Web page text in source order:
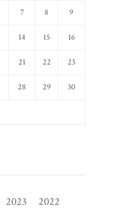
7 8 9
14 15 16
21 22 23
28 29 30
2023 2022